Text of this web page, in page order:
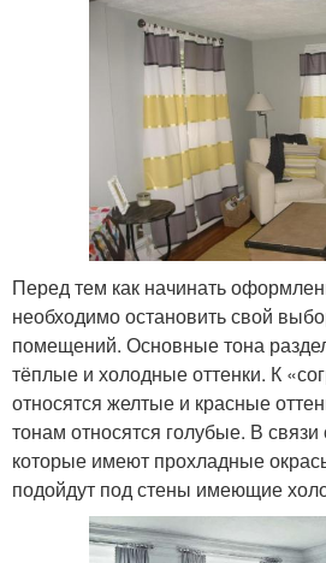
Перед тем как начинать
необходимо остановить свой
помещений. Основные тона
тёплые и холодные оттенки. К
относятся желтые и красные
тонам относятся голубые. В связи
которые имеют прохладные
подойдут под стены имеющие